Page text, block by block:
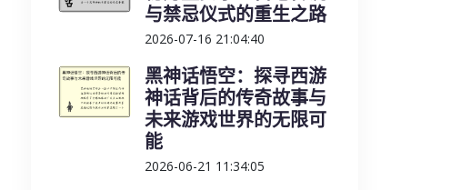
与禁忌仪式的重生之路
2026-07-16 21:04:40
黑神话悟空：探寻西游
神话背后的传奇故事与
未来游戏世界的无限可
能
2026-06-21 11:34:05